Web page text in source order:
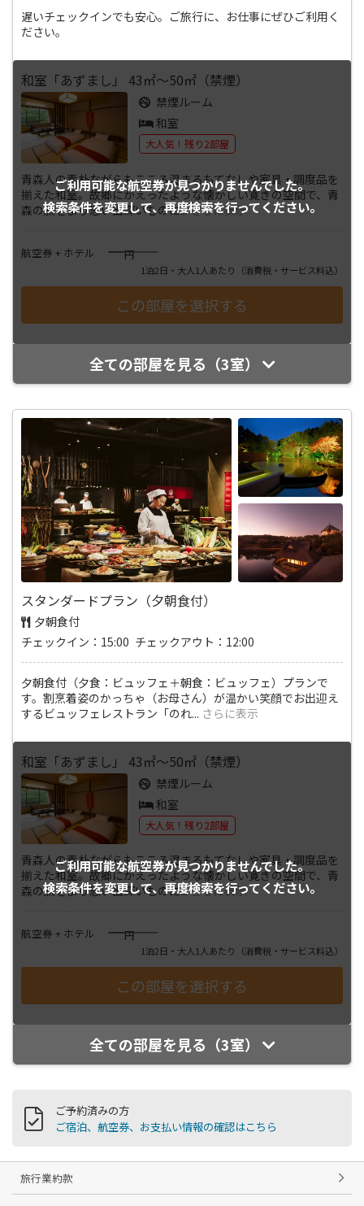
遅いチェックインでも安心。ご旅行に、お仕事にぜひご利用く
ださい。
ご利用可能な航空券が見つかりませんでした。
検索条件を変更して、再度検索を行ってください。
和室「あずまし」 43㎡～50㎡（禁煙）
禁煙ルーム
和室
大人気！残り2部屋
青森人の素朴ながらもこころ温まるもてなしや家具・調度品を
揃えた和室。故郷にかえったような懐かしい寛ぎの空間で、青
森の旅をより思い出深いものに...さらに表示
航空券 + ホテル ――――円
1泊2日・大人1人あたり （消費税・サービス料込）
全ての部屋を見る（3室）
スタンダードプラン（夕朝食付）
夕朝食付
チェックイン：15:00 チェックアウト：12:00
夕朝食付（夕食：ビュッフェ＋朝食：ビュッフェ）プランで
す。割烹着姿のかっちゃ（お母さん）が温かい笑顔でお出迎え
するビュッフェレストラン「のれ... さらに表示
ご利用可能な航空券が見つかりませんでした。
検索条件を変更して、再度検索を行ってください。
和室「あずまし」 43㎡～50㎡（禁煙）
禁煙ルーム
和室
大人気！残り2部屋
青森人の素朴ながらもこころ温まるもてなしや家具・調度品を
揃えた和室。故郷にかえったような懐かしい寛ぎの空間で、青
森の旅をより思い出深いものに...さらに表示
航空券 + ホテル ――――円
1泊2日・大人1人あたり （消費税・サービス料込）
全ての部屋を見る（3室）
ご予約済みの方
ご宿泊、航空券、お支払い情報の確認はこちら
旅行業約款